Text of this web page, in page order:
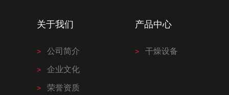
关于我们
公司简介
企业文化
荣誉资质
产品中心
干燥设备